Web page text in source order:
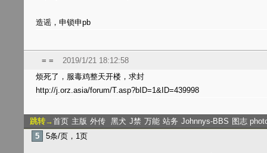
造谣，申锁申pb
= =
2019/1/21 18:12:58
烦死了，服毒鸡整天开楼，求封
http://j.orz.asia/forum/T.asp?bID=1&ID=439998
跳转→首页 主版 外传 黑犬 J禁 万能 站务 Johnnys-BBS 图志
5
5条/页，1页